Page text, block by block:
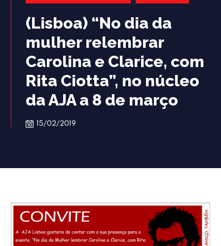
(Lisboa) “No dia da
mulher relembrar
Carolina e Clarice, com
Rita Ciotta”, no núcleo
da AJA a 8 de março
15/02/2019